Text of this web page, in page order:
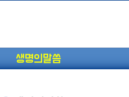
생명의말씀